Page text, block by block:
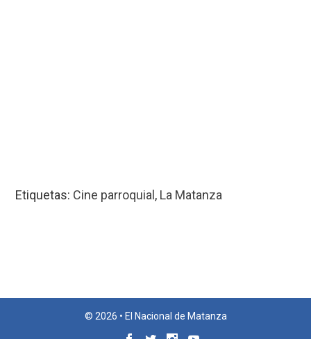
Etiquetas: Cine parroquial, La Matanza
© 2026 • El Nacional de Matanza